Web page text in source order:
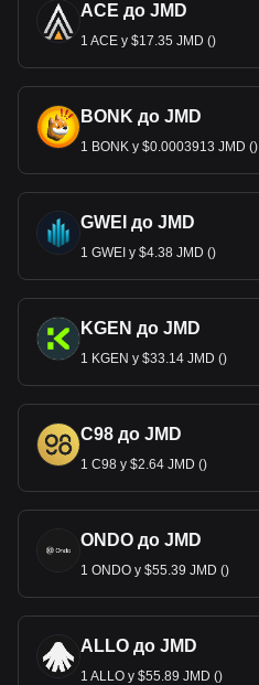
ACE до JMD
1 ACE у $17.35 JMD ()
BONK до JMD
1 BONK у $0.0003913 JMD ()
GWEI до JMD
1 GWEI у $4.38 JMD ()
KGEN до JMD
1 KGEN у $33.14 JMD ()
C98 до JMD
1 C98 у $2.64 JMD ()
ONDO до JMD
1 ONDO у $55.39 JMD ()
ALLO до JMD
1 ALLO у $55.89 JMD ()